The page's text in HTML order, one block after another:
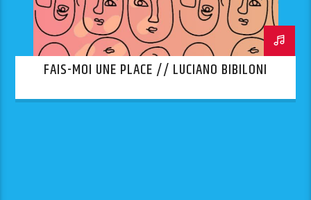
FAIS-MOI UNE PLACE // LUCIANO BIBILONI